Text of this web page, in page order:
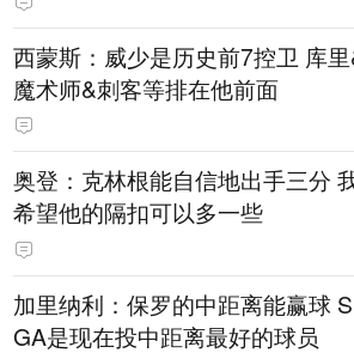
西蒙斯：威少是历史前7控卫 库
魔术师&刺客等排在他前面
奥登：克林根能自信地出手三分
希望他的隔扣可以多一些
加里纳利：保罗的中距离能赢球 S
GA是现在投中距离最好的球员